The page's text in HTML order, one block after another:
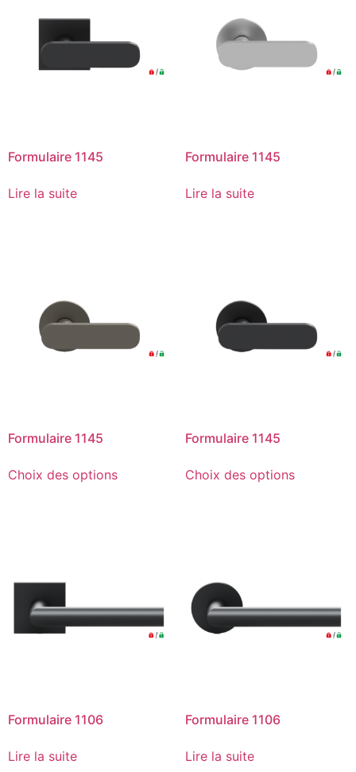
Formulaire 1145
Lire la suite
Formulaire 1145
Lire la suite
Formulaire 1145
Choix des options
Formulaire 1145
Choix des options
Formulaire 1106
Lire la suite
Formulaire 1106
Lire la suite